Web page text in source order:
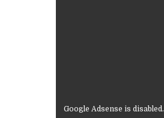
Google Adsense is disabled.